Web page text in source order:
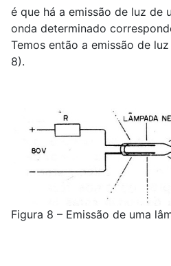
é que há a emissão de luz de
onda determinado
Temos então a emissão de
8).
Figura 8 – Emissão de uma